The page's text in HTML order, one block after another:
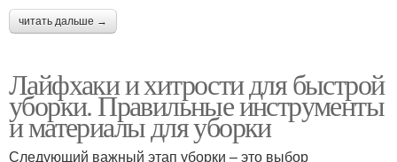
читать дальше →
Лайфхаки и хитрости для быстрой
уборки. Правильные инструменты
и материалы для уборки
Следующий важный этап уборки – это выбор